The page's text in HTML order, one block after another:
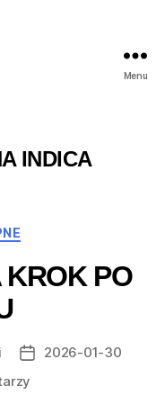
Menu
INDICA
KROK PO
Data2026-01-30